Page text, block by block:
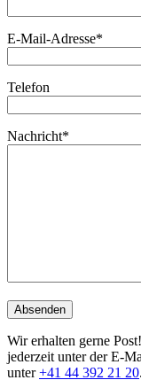
E-Mail-Adresse*
Telefon
Nachricht*
Wir erhalten gerne
jederzeit unter der E-
unter+41 44 392 21 20